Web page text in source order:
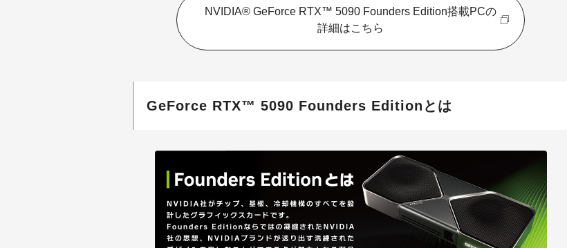
NVIDIA® GeForce RTX™ 5090 Founders Edition搭載PCの
詳細はこちら
GeForce RTX™ 5090 Founders Editionとは